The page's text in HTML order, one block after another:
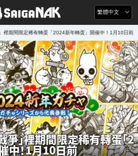
繁體中文
裡期間限定稀有轉蛋「2024新年轉蛋」開催中！1月10日前
爭」裡期間限定稀有轉蛋「2
中！1月10日前